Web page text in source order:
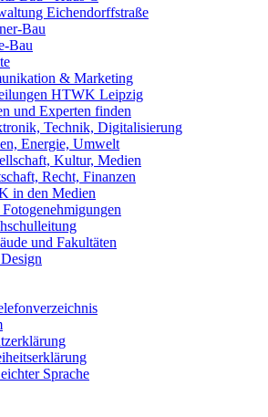
Eichendorffstraße
Bau
Bau
& Marketing
HTWK Leipzig
und Experten finden
Technik, Digitalisierung
Energie, Umwelt
Kultur, Medien
Recht, Finanzen
in den Medien
und Fakultäten
Sprache